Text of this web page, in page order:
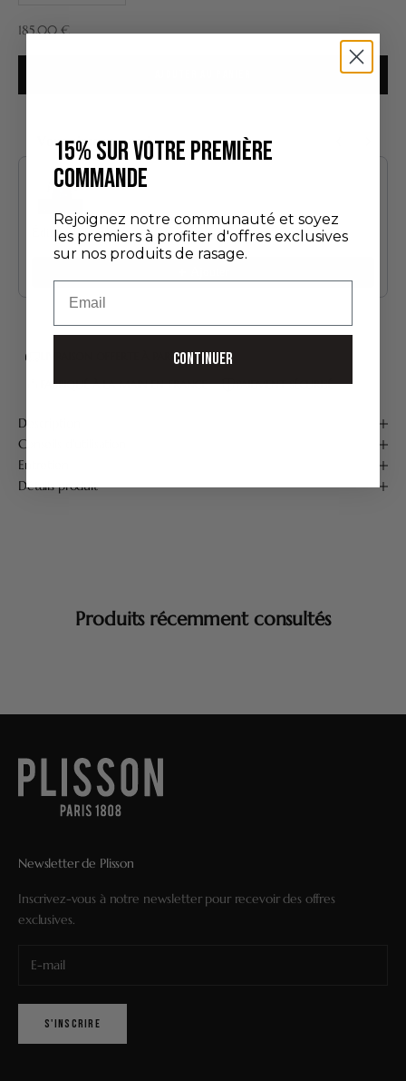
Prix de vente
185,00 €
Vous aimerez aussi
Use the Previous and Next buttons to navigate through product
Édition Découverte
24,00 €
LIVRAISON OFFERTE À PARTIR DE 75 €*
FABRIQUÉ À LA MAIN EN FRANCE PAIEMENT SÉCURISÉ
Description
Conseils d'utilisation
Entretien
Détails produit
Produits récemment consultés
Newsletter de Plisson
Inscrivez-vous à notre newsletter pour recevoir des offres
exclusives.
S'INSCRIRE
15% SUR VOTRE PREMIÈRE
COMMANDE
Rejoignez notre communauté et soyez
les premiers à profiter d'offres exclusives
sur nos produits de rasage.
CONTINUER